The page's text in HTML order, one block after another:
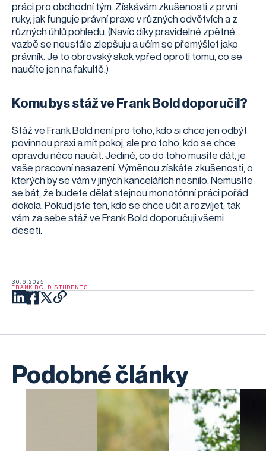
30.6.2025
FRANK BOLD STUDENTS
SDÍLEJTE
práci pro obchodní tým. Získávám zkušenosti z první
ruky, jak funguje právní praxe v různých odvětvích a z
různých úhlů pohledu. (Navíc díky pravidelné zpětné
vazbě se neustále zlepšuju a učím se přemýšlet jako
právník. Je to obrovský skok vpřed oproti tomu, co se
naučíte jen na fakultě.)
Komu bys stáž ve Frank Bold doporučil?
Stáž ve Frank Bold není pro toho, kdo si chce jen odbýt
povinnou praxi a mít pokoj, ale pro toho, kdo se chce
opravdu něco naučit. Jediné, co do toho musíte dát, je
vaše pracovní nasazení. Výměnou získáte zkušenosti, o
kterých by se vám v jiných kancelářích nesnilo. Nemusíte
se bát, že budete dělat stejnou monotónní práci pořád
dokola. Pokud jste ten, kdo se chce učit a rozvíjet, tak
vám za sebe stáž ve Frank Bold doporučuji všemi
deseti.
Podobné články